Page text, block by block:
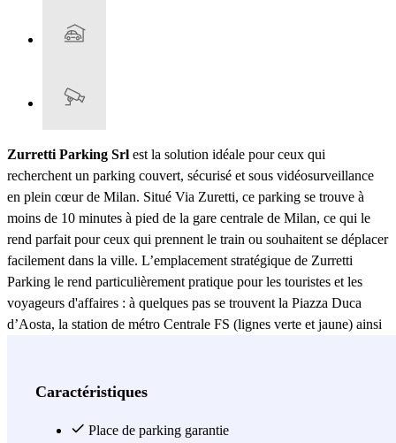
Zurretti Parking Srl est la solution idéale pour ceux qui
recherchent un parking couvert, sécurisé et sous vidéosurveillance
en plein cœur de Milan. Situé Via Zuretti, ce parking se trouve à
moins de 10 minutes à pied de la gare centrale de Milan, ce qui le
rend parfait pour ceux qui prennent le train ou souhaitent se déplacer
facilement dans la ville. L’emplacement stratégique de Zurretti
Parking le rend particulièrement pratique pour les touristes et les
voyageurs d'affaires : à quelques pas se trouvent la Piazza Duca
d’Aosta, la station de métro Centrale FS (lignes verte et jaune) ainsi
Quadrilatère de la mode et Porta Nuova, l’un des principaux
également des services supplémentaires pour améliorer l’expérience
Caractéristiques
Place de parking garantie